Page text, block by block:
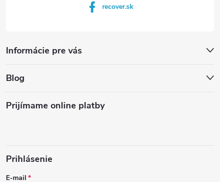
recover.sk
Informácie pre vás
Blog
Prijímame online platby
Prihlásenie
E-mail